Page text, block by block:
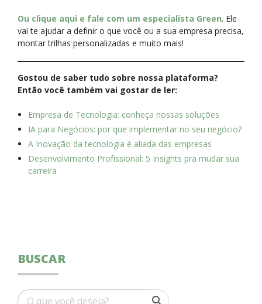
Ou clique aqui e fale com um especialista Green. Ele
vai te ajudar a definir o que você ou a sua empresa precisa,
montar trilhas personalizadas e muito mais!
Gostou de saber tudo sobre nossa plataforma?
Então você também vai gostar de ler:
Empresa de Tecnologia: conheça nossas soluções
IA para Negócios: por que implementar no seu negócio?
A Inovação da tecnologia é aliada das empresas
Desenvolvimento Profissional: 5 Insights pra mudar sua
carreira
BUSCAR